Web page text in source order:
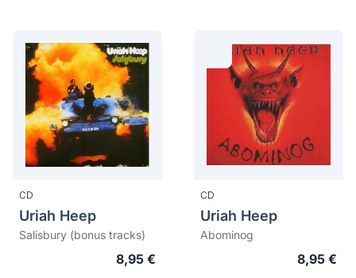
CD
Uriah Heep
Salisbury (bonus tracks)
8,95 €
CD
Uriah Heep
Abominog
8,95 €